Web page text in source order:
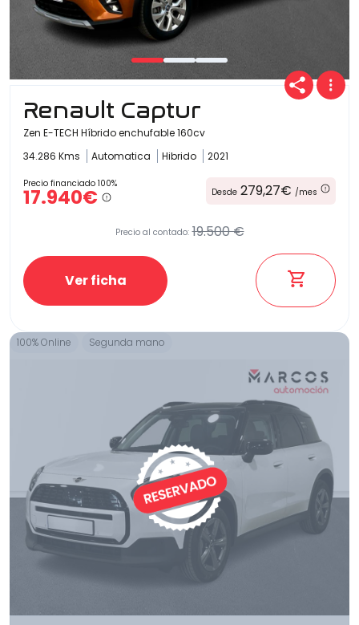
Renault Captur
Zen E-TECH Híbrido enchufable 160cv
34.286 Kms
Automatica Hibrido 2021
Precio financiado 100%
17.940€ Desde 279,27€ /mes
Precio al contado: 19.500 €
Ver ficha
100% Online Segunda mano